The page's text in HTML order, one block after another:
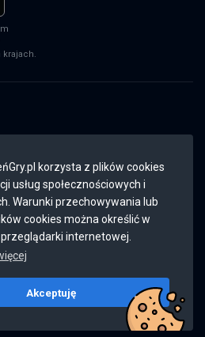
korzysta z plików cookies
usług społecznościowych i
Warunki przechowywania lub
cookies można określić w
internetowej.
Akceptuję
konta
Wszystkie prawa
v2.8.4